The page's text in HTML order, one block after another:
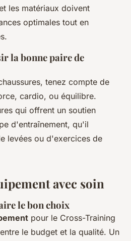
les matériaux doivent
optimales tout en
la bonne paire de
tenez compte de
cardio, ou équilibre.
qui offrent un soutien
d'entraînement, qu'il
levées ou d'exercices de
avec soin
le bon choix
pour le Cross-Training
le budget et la qualité. Un